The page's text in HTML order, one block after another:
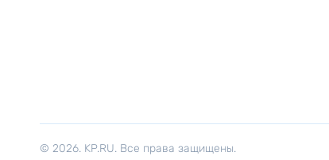
© 2026. KP.RU. Все права защищены.